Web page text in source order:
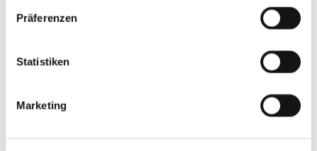
Präferenzen
Statistiken
Marketing